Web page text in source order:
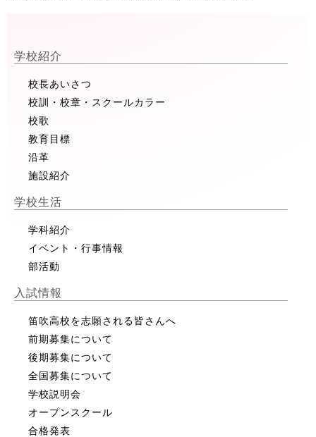
学校紹介
校長あいさつ
校訓・校章・スクールカラー
校歌
教育目標
沿革
施設紹介
学校生活
学科紹介
イベント・行事情報
部活動
入試情報
笛吹高校を志願される皆さんへ
前期募集について
後期募集について
全国募集について
学校説明会
オープンスクール
合格発表